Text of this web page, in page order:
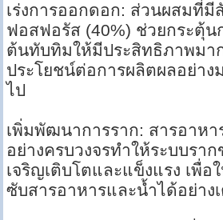
เร่งการออกดอก: ส่วนผสมที่มี
ฟอสฟอรัส (40%) ช่วยกระตุ้น
ต้นทับทิมให้มีประสิทธิภาพมา
ประโยชน์ต่อการผลิตผลอย่าง
ไป
เพิ่มพัฒนาการราก: สารอาห
อย่างครบวงจรทำให้ระบบรา
เจริญเติบโตและแข็งแรง เพื่
ซับสารอาหารและน้ำได้อย่าง